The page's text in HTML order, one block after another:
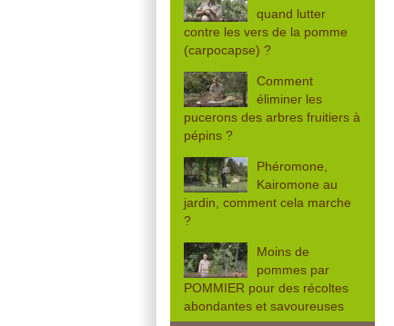
quand lutter
contre les vers de la pomme
(carpocapse) ?
Comment
éliminer les
pucerons des arbres fruitiers à
pépins ?
Phéromone,
Kairomone au
jardin, comment cela marche
?
Moins de
pommes par
POMMIER pour des récoltes
abondantes et savoureuses